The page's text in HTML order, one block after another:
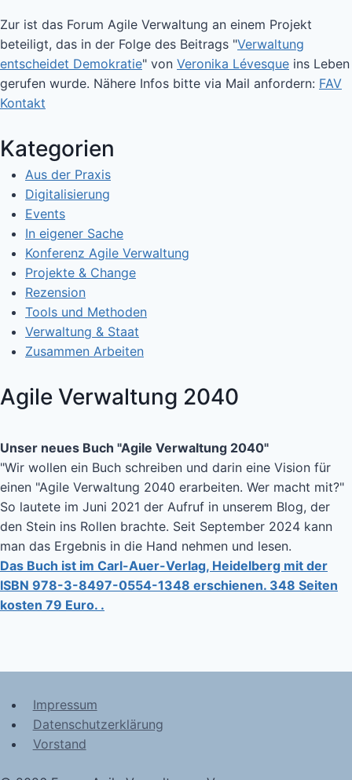
Zur ist das Forum Agile Verwaltung an einem Projekt
beteiligt, das in der Folge des Beitrags "Verwaltung
entscheidet Demokratie" von Veronika Lévesque ins Leben
gerufen wurde. Nähere Infos bitte via Mail anfordern: FAV
Kontakt
Kategorien
Aus der Praxis
Digitalisierung
Events
In eigener Sache
Konferenz Agile Verwaltung
Projekte & Change
Rezension
Tools und Methoden
Verwaltung & Staat
Zusammen Arbeiten
Agile Verwaltung 2040
Unser neues Buch "Agile Verwaltung 2040"
"Wir wollen ein Buch schreiben und darin eine Vision für
einen "Agile Verwaltung 2040 erarbeiten. Wer macht mit?"
So lautete im Juni 2021 der Aufruf in unserem Blog, der
den Stein ins Rollen brachte. Seit September 2024 kann
man das Ergebnis in die Hand nehmen und lesen.
Das Buch ist im Carl-Auer-Verlag, Heidelberg mit der
ISBN 978-3-8497-0554-1348 erschienen. 348 Seiten
kosten 79 Euro. .
Impressum
Datenschutzerklärung
Vorstand